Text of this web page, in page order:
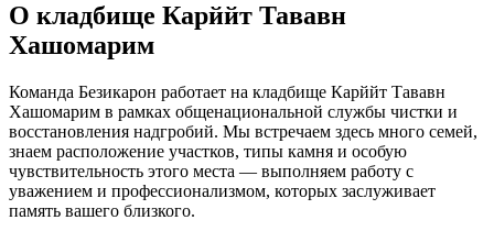
О кладбище Карййт Тававн
Хашомарим
Команда Безикарон работает на кладбище Карййт Тававн
Хашомарим в рамках общенациональной службы чистки и
восстановления надгробий. Мы встречаем здесь много семей,
знаем расположение участков, типы камня и особую
чувствительность этого места — выполняем работу с
уважением и профессионализмом, которых заслуживает
память вашего близкого.